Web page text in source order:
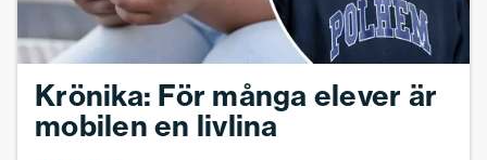
Krönika: För många elever är
mobilen en livlina